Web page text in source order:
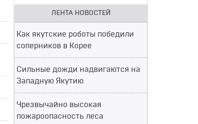
ЛЕНТА НОВОСТЕЙ
Как якутские роботы победили
соперников в Корее
Сильные дожди надвигаются на
Западную Якутию
Чрезвычайно высокая
пожароопасность леса